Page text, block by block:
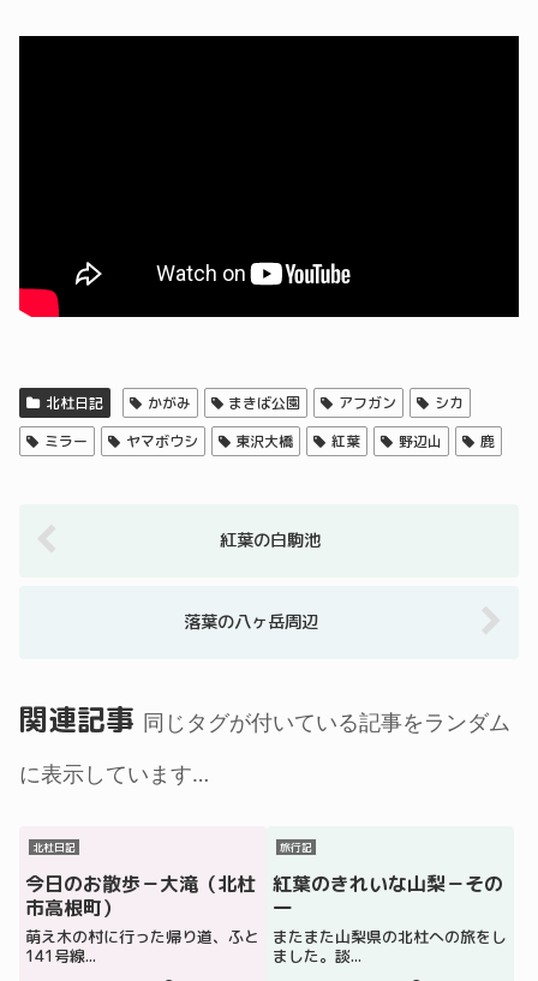
北杜日記 かがみ まきば公園 アフガン
シカ
ミラー
ヤマボウシ 東沢大橋 紅葉 野辺山 鹿
紅葉の白駒池
落葉の八ヶ岳周辺
関連記事 同じタグが付いている記事をランダム
に表示しています…
北杜日記
今日のお散歩－大滝（北杜
市高根町）
萌え木の村に行った帰り道、ふと
141号線...
旅行記
紅葉のきれいな山梨－その
一
またまた山梨県の北杜への旅をし
ました。談...